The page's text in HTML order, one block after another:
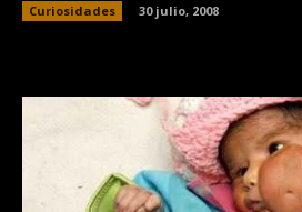
Curiosidades
30 julio, 2008